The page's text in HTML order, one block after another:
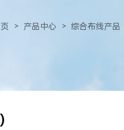
> 产品中心 > 综合布线产品